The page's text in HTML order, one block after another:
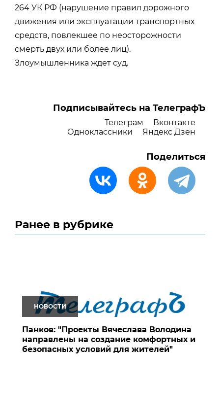
264 УК РФ (нарушение правил дорожного
движения или эксплуатации транспортных
средств, повлекшее по неосторожности
смерть двух или более лиц).
Злоумышленника ждет суд.
Подписывайтесь на ТелеграфЪ
Телеграм
Вконтакте
Одноклассники
Яндекс Дзен
Поделиться
Ранее в рубрике
НОВОСТИ
Панков: "Проекты Вячеслава Володина
направлены на создание комфортных и
безопасных условий для жителей"